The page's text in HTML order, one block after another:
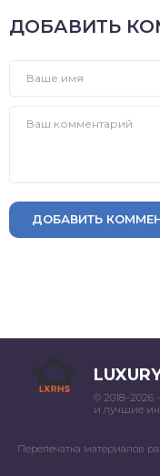
ДОБАВИТЬ
ДОБАВИТЬ
© 2018–2026
и лучшие
Перепечатка материалов